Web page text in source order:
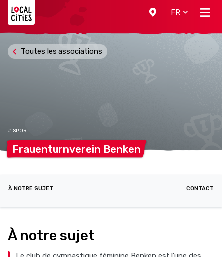
FR
# SPORT
Frauenturnverein Benken
Toutes les associations
À NOTRE SUJET CONTACT
À notre sujet